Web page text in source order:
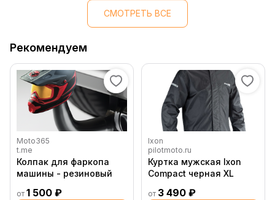
СМОТРЕТЬ ВСЕ
Рекомендуем
Moto365
t.me
Колпак для фаркопа
машины - резиновый
от 1 500 ₽
Ixon
pilotmoto.ru
Куртка мужская Ixon
Compact черная XL
от 3 490 ₽